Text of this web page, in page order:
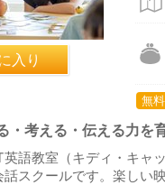
入り
無
・考える・伝える力を
語教室（キディ・キャ
スクールです。楽しい